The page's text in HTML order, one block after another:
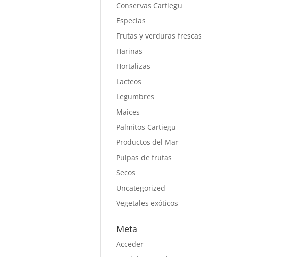
Conservas Cartiegu
Especias
Frutas y verduras frescas
Harinas
Hortalizas
Lacteos
Legumbres
Maices
Palmitos Cartiegu
Productos del Mar
Pulpas de frutas
Secos
Uncategorized
Vegetales exóticos
Meta
Acceder